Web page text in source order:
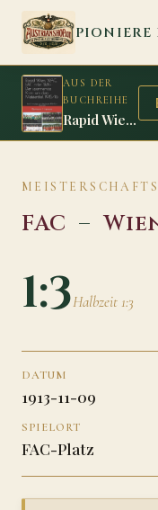
Zum Inhalt springen
PIONIERE
AUS DER
BUCHREIHE
Rapid Wien, WAC, FAC oder WAF: Der spannende Krimi um den Meistertitel 1915/16
FAC –
1:3Halbzeit 1:3
DATUM
1913-11-09
SPIELORT
FAC-Platz